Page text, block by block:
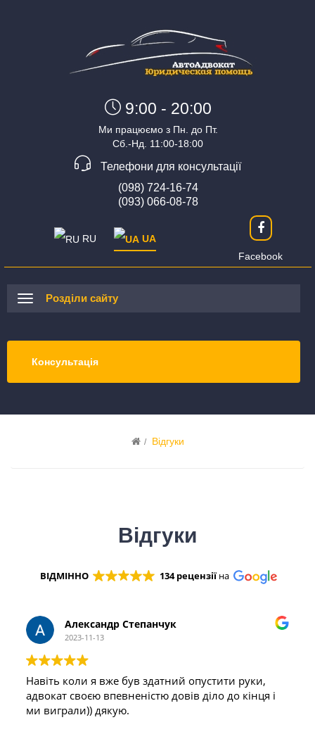
9:00 - 20:00
Ми працюємо з Пн. до Пт.
Сб.-Нд. 11:00-18:00
Телефони для консультації
(098) 724-16-74
(093) 066-08-78
Facebook
RU UA
Розділи сайту
Консультація
Відгуки
Відгуки
ВІДМІННО 134 рецензіїна
Александр Степанчук
2023-11-13
Навіть коли я вже був здатний опустити руки,
адвокат своєю впевненістю довів діло до кінця і
ми виграли)) дякую.